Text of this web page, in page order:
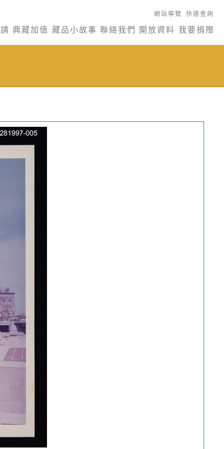
網站導覽 快速查詢
典藏加值 藏品小故事 聯絡我們 開放資料 我要捐贈